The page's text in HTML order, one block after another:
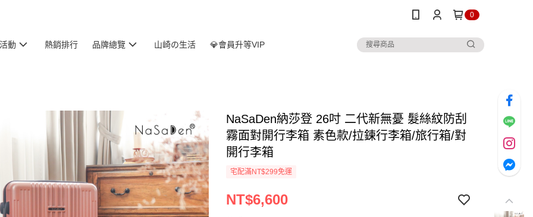
0
動 熱銷排行 品牌總覽 山崎の生活 💎會員升等VIP
NaSaDen納莎登 26吋 二代新無憂 髮絲紋防刮
霧面對開行李箱 素色款/拉鍊行李箱/旅行箱/對
開行李箱
宅配滿NT$299免運
NT$6,600